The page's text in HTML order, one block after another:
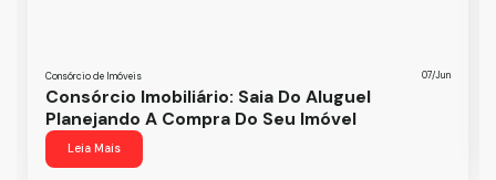
Consórcio de Imóveis 07/Jun
Consórcio Imobiliário: Saia Do Aluguel
Planejando A Compra Do Seu Imóvel
Leia Mais